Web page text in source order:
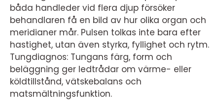
båda handleder vid flera djup försöker
behandlaren få en bild av hur olika organ och
meridianer mår. Pulsen tolkas inte bara efter
hastighet, utan även styrka, fyllighet och rytm.
Tungdiagnos: Tungans färg, form och
beläggning ger ledtrådar om värme- eller
köldtillstånd, vätskebalans och
matsmältningsfunktion.